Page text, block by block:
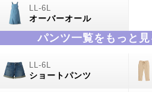
オーバーオール
パンツ一覧をもっと見
ショートパンツ